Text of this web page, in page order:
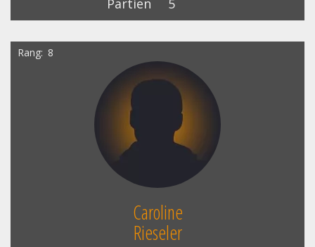
Partien
5
Rang 8
Caroline
Rieseler